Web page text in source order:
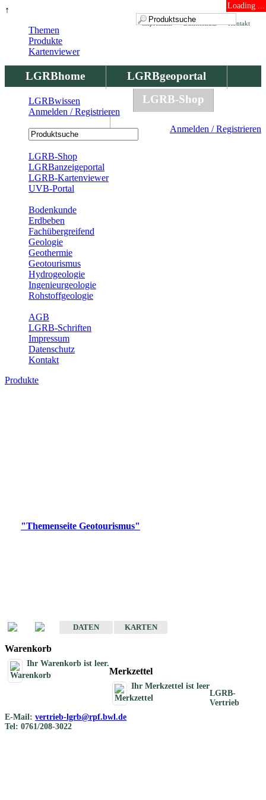
↑ Loading ...
Kontakt
Datenschutz
Impressum
LGRBhome
LGRBgeoportal
LGRBbohrungen
LGRB-Shop
Anmelden / Registrieren
Themen
Produkte
Kartenviewer
LGRBwissen
Anmelden / Registrieren
LGRB-Shop
LGRBanzeigeportal
LGRB-Kartenviewer
UVB-Portal
Bodenkunde
Erdbeben
Fachübergreifend
Geologie
Geothermie
Geotourismus
Hydrogeologie
Ingenieurgeologie
Rohstoffgeologie
AGB
LGRB-Schriften
Impressum
Datenschutz
Kontakt
Produkte
"Themenseite Geotourismus"
DATEN
KARTEN
Warenkorb
Ihr Warenkorb ist leer.
Merkzettel
Ihr Merkzettel ist leer
LGRB-
Vertrieb
E-Mail: vertrieb-lgrb@rpf.bwl.de
Tel: 0761/208-3022